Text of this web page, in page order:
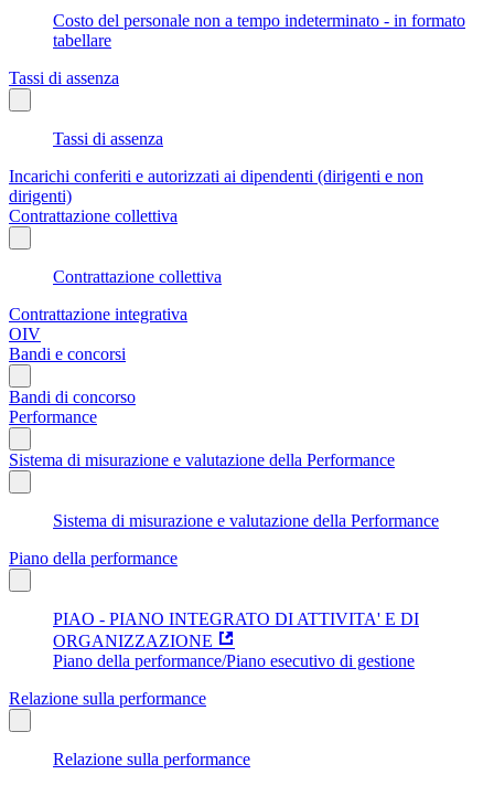
Costo del personale non a tempo indeterminato - in formato
tabellare
Tassi di assenza
Tassi di assenza
Incarichi conferiti e autorizzati ai dipendenti (dirigenti e non
dirigenti)
Contrattazione collettiva
Contrattazione collettiva
Contrattazione integrativa
OIV
Bandi e concorsi
Bandi di concorso
Performance
Sistema di misurazione e valutazione della Performance
Sistema di misurazione e valutazione della Performance
Piano della performance
PIAO - PIANO INTEGRATO DI ATTIVITA' E DI
ORGANIZZAZIONE
Piano della performance/Piano esecutivo di gestione
Relazione sulla performance
Relazione sulla performance